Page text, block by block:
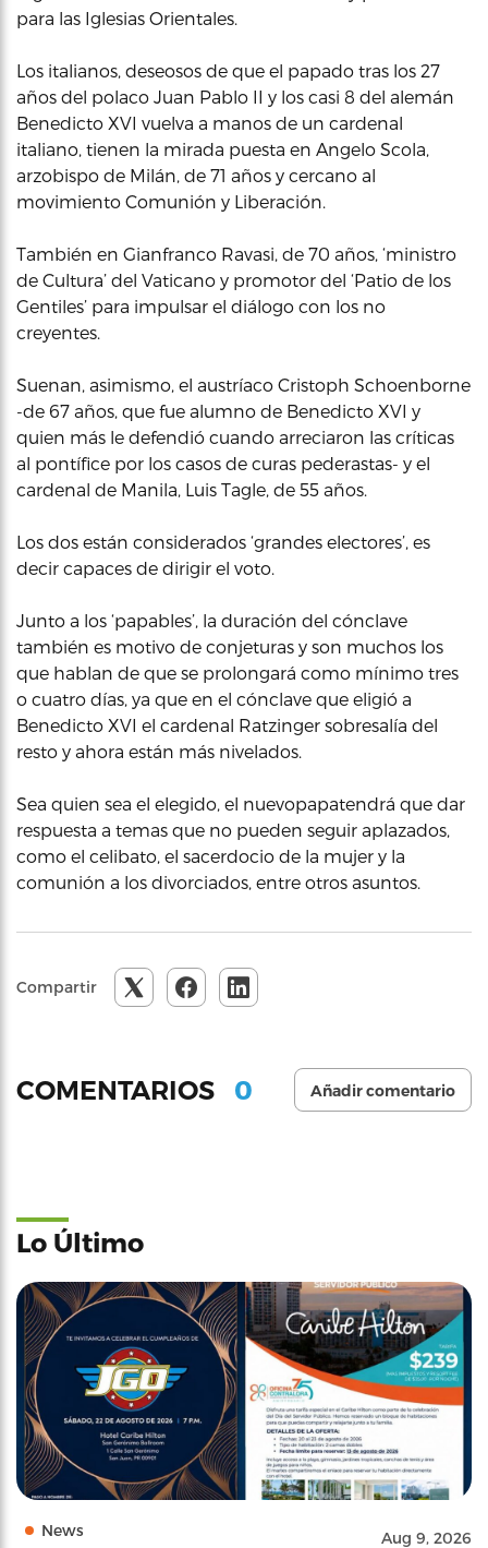
para las Iglesias Orientales.
Los italianos, deseosos de que el papado tras los 27
años del polaco Juan Pablo II y los casi 8 del alemán
Benedicto XVI vuelva a manos de un cardenal
italiano, tienen la mirada puesta en Angelo Scola,
arzobispo de Milán, de 71 años y cercano al
movimiento Comunión y Liberación.
También en Gianfranco Ravasi, de 70 años, ‘ministro
de Cultura’ del Vaticano y promotor del ‘Patio de los
Gentiles’ para impulsar el diálogo con los no
creyentes.
Suenan, asimismo, el austríaco Cristoph Schoenborne
-de 67 años, que fue alumno de Benedicto XVI y
quien más le defendió cuando arreciaron las críticas
al pontífice por los casos de curas pederastas- y el
cardenal de Manila, Luis Tagle, de 55 años.
Los dos están considerados ‘grandes electores’, es
decir capaces de dirigir el voto.
Junto a los ‘papables’, la duración del cónclave
también es motivo de conjeturas y son muchos los
que hablan de que se prolongará como mínimo tres
o cuatro días, ya que en el cónclave que eligió a
Benedicto XVI el cardenal Ratzinger sobresalía del
resto y ahora están más nivelados.
Sea quien sea el elegido, el nuevopapatendrá que dar
respuesta a temas que no pueden seguir aplazados,
como el celibato, el sacerdocio de la mujer y la
comunión a los divorciados, entre otros asuntos.
Compartir
COMENTARIOS 0 Añadir comentario
Lo Último
News Aug 9, 2026